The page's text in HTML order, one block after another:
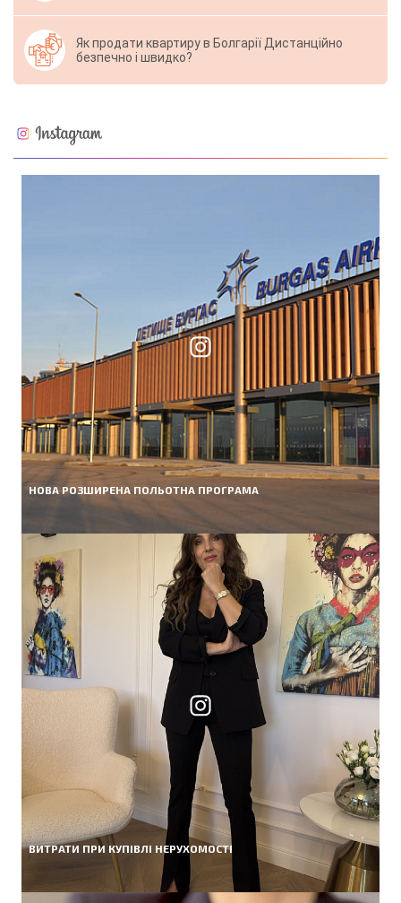
Як продати квартиру в Болгарії Дистанційно
безпечно і швидко?
НОВА РОЗШИРЕНА ПОЛЬОТНА ПРОГРАМА
ВИТРАТИ ПРИ КУПІВЛІ НЕРУХОМОСТІ